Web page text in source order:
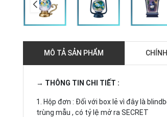
MÔ TẢ SẢN PHẨM
→ THÔNG TIN CHI TIẾT :
1. Hộp đơn : Đối với box lẻ vì đây là
trùng mẫu , có tỷ lệ mở ra SECRET